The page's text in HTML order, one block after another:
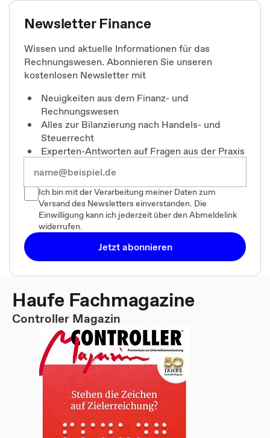
Newsletter Finance
Wissen und aktuelle Informationen für das
Rechnungswesen. Abonnieren Sie unseren
kostenlosen Newsletter mit
Neuigkeiten aus dem Finanz- und
Rechnungswesen
Alles zur Bilanzierung nach Handels- und
Steuerrecht
Experten-Antworten auf Fragen aus der Praxis
Ich bin mit der Verarbeitung meiner Daten zum
Versand des Newsletters einverstanden. Die
Einwilligung kann ich jederzeit über den Abmeldelink
widerrufen.
Jetzt abonnieren
Haufe Fachmagazine
Controller Magazin